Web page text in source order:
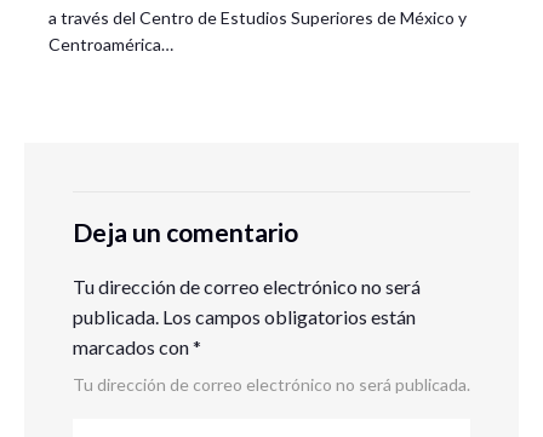
a través del Centro de Estudios Superiores de México y
Centroamérica…
Deja un comentario
Tu dirección de correo electrónico no será
publicada. Los campos obligatorios están
marcados con*
Tu dirección de correo electrónico no será publicada.